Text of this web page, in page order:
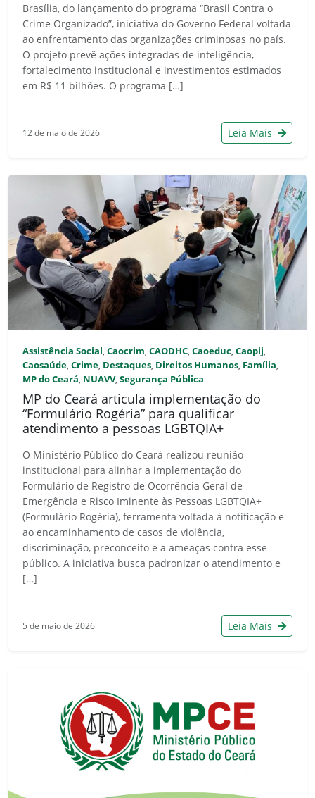
Brasília, do lançamento do programa “Brasil Contra o
Crime Organizado”, iniciativa do Governo Federal voltada
ao enfrentamento das organizações criminosas no país.
O projeto prevê ações integradas de inteligência,
fortalecimento institucional e investimentos estimados
em R$ 11 bilhões. O programa […]
12 de maio de 2026 Leia Mais
Assistência Social, Caocrim, CAODHC, Caoeduc, Caopij,
Caosaúde, Crime, Destaques, Direitos Humanos, Família,
MP do Ceará, NUAVV, Segurança Pública
MP do Ceará articula implementação do
“Formulário Rogéria” para qualificar
atendimento a pessoas LGBTQIA+
O Ministério Público do Ceará realizou reunião
institucional para alinhar a implementação do
Formulário de Registro de Ocorrência Geral de
Emergência e Risco Iminente às Pessoas LGBTQIA+
(Formulário Rogéria), ferramenta voltada à notificação e
ao encaminhamento de casos de violência,
discriminação, preconceito e a ameaças contra esse
público. A iniciativa busca padronizar o atendimento e
[…]
5 de maio de 2026 Leia Mais